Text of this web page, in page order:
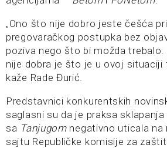
„Ono što nije dobro jeste češća
pregovaračkog postupka bez
poziva nego što bi možda
nije dobra je što je u ovoj situaciji
kaže Rade Đurić.
Predstavnici konkurentskih
saglasni su da je praksa
sa Tanjugomnegativno uticala na
sajtu Republičke komisije za